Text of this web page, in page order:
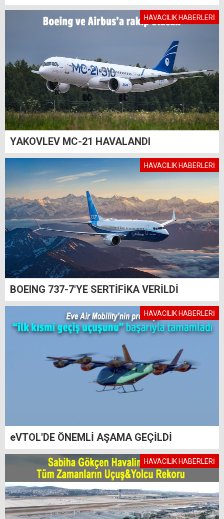
HAVACILIK HABERLERİ
YAKOVLEV MC-21 HAVALANDI
HAVACILIK HABERLERİ
BOEING 737-7'YE SERTİFİKA VERİLDİ
HAVACILIK HABERLERİ
eVTOL'DE ÖNEMLİ AŞAMA GEÇİLDİ
HAVACILIK HABERLERİ